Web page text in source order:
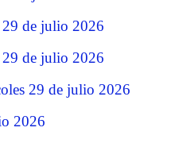
29 de julio 2026
29 de julio 2026
29 de julio 2026
2026